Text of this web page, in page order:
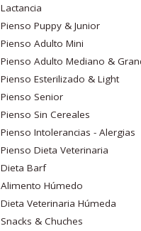
Lactancia
Pienso Puppy & Junior
Pienso Adulto Mini
Pienso Adulto Mediano &
Pienso Esterilizado & Light
Pienso Senior
Pienso Sin Cereales
Pienso Intolerancias - Alergias
Pienso Dieta Veterinaria
Dieta Barf
Alimento Húmedo
Dieta Veterinaria Húmeda
Snacks & Chuches